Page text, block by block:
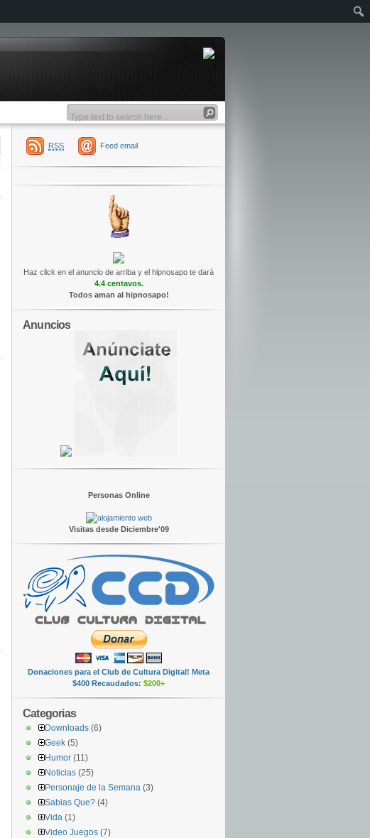
RSS Feed email
Haz click en el anuncio de arriba y el hipnosapo te dará
4.4 centavos.
Todos aman al hipnosapo!
Anuncios
Personas Online
Visitas desde Diciembre'09
Donaciones para el Club de Cultura Digital! Meta
$400 Recaudados: $200+
Categorias
Downloads (6)
Geek (5)
Humor (11)
Noticias (25)
Personaje de la Semana (3)
Sabias Que? (4)
Vida (1)
Video Juegos (7)